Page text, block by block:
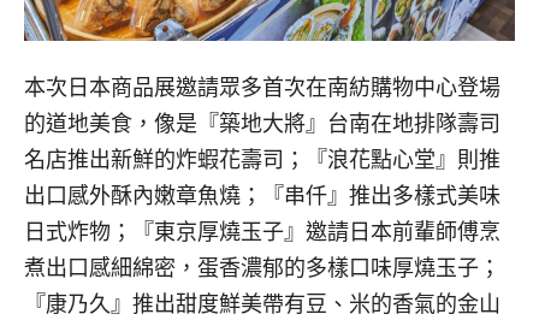
本次日本商品展邀請眾多首次在南紡購物中心登場
的道地美食，像是『築地大將』台南在地排隊壽司
名店推出新鮮的炸蝦花壽司；『浪花點心堂』則推
出口感外酥內嫩章魚燒；『串仟』推出多樣式美味
日式炸物；『東京厚燒玉子』邀請日本前輩師傅烹
煮出口感細綿密，蛋香濃郁的多樣口味厚燒玉子；
『康乃久』推出甜度鮮美帶有豆、米的香氣的金山